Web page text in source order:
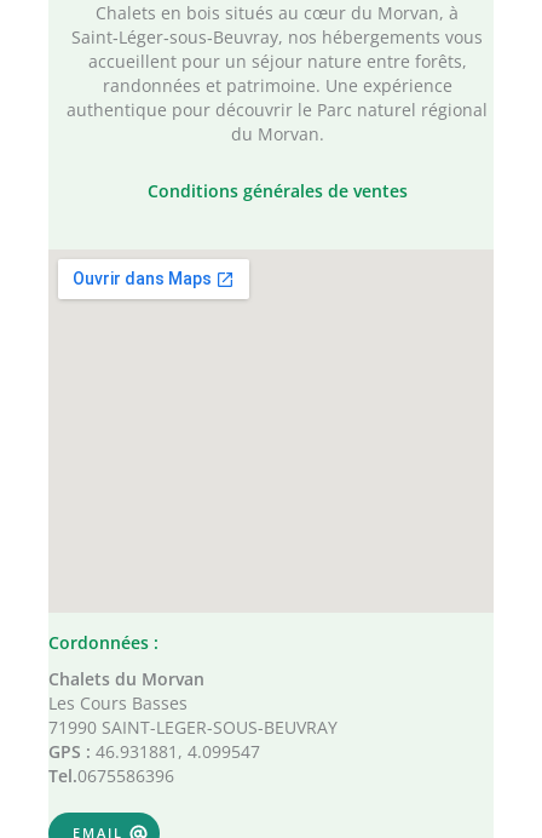
Chalets en bois situés au cœur du Morvan, à
Saint‑Léger‑sous‑Beuvray, nos hébergements vous
accueillent pour un séjour nature entre forêts,
randonnées et patrimoine. Une expérience
authentique pour découvrir le Parc naturel régional
du Morvan.
Conditions générales de ventes
Cordonnées :
Chalets du Morvan
Les Cours Basses
71990 SAINT-LEGER-SOUS-BEUVRAY
GPS : 46.931881, 4.099547
Tel.0675586396
EMAIL